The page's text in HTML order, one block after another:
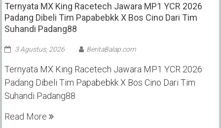
Ternyata MX King Racetech Jawara MP1 YCR 2026
Padang Dibeli Tim Papabebkk X Bos Cino Dari Tim
Suhandi Padang88
3 Agustus, 2026 BeritaBalap.com
Ternyata MX King Racetech Jawara MP1 YCR 2026
Padang Dibeli Tim Papabebkk X Bos Cino Dari Tim
Suhandi Padang88
Read More